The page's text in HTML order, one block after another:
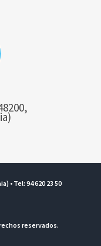
• Tel: 94 620 23 50
reservados.